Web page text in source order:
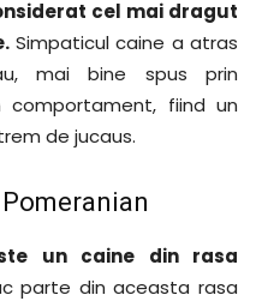
cel mai dragut
Simpaticul caine a atras
mai bine spus prin
comportament, fiind un
de jucaus.
un caine din rasa
parte din aceasta rasa